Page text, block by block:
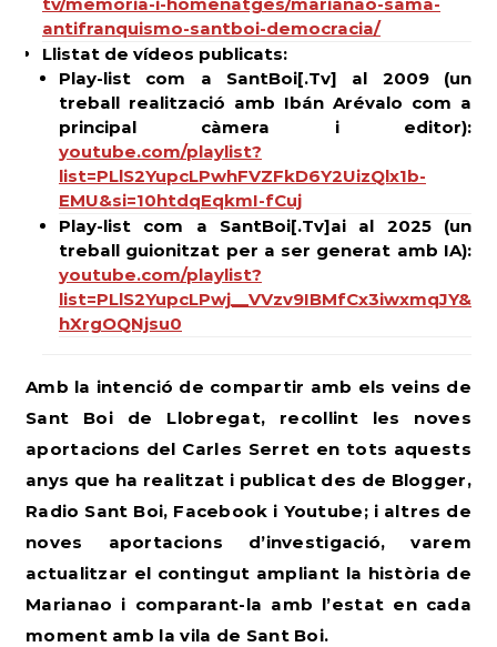
antifranquismo-santboi-democracia/
Llistat de vídeos publicats:
Play-list com a SantBoi[.Tv] al 2009 (un
treball realització amb Ibán Arévalo com a
principal càmera i editor):
youtube.com/playlist?
list=PLlS2YupcLPwhFVZFkD6Y2UizQlx1b-
EMU&si=10htdqEqkmI-fCuj
Play-list com a SantBoi[.Tv]ai al 2025 (un
treball guionitzat per a ser generat amb IA):
youtube.com/playlist?
hXrgOQNjsu0
Amb la intenció de compartir amb els veins de
Sant Boi de Llobregat, recollint les noves
aportacions del Carles Serret en tots aquests
anys que ha realitzat i publicat des de Blogger,
Radio Sant Boi, Facebook i Youtube; i altres de
noves aportacions d’investigació, varem
actualitzar el contingut ampliant la història de
Marianao i comparant-la amb l’estat en cada
moment amb la vila de Sant Boi.